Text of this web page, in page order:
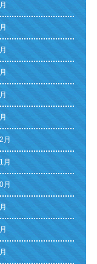
月
月
月